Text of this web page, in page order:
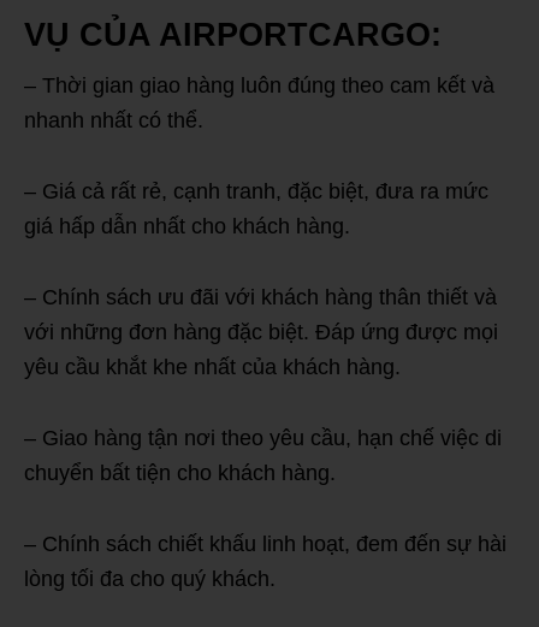
VỤ CỦA AIRPORTCARGO:
– Thời gian giao hàng luôn đúng theo cam kết và
nhanh nhất có thể.
– Giá cả rất rẻ, cạnh tranh, đặc biệt, đưa ra mức
giá hấp dẫn nhất cho khách hàng.
– Chính sách ưu đãi với khách hàng thân thiết và
với những đơn hàng đặc biệt. Đáp ứng được mọi
yêu cầu khắt khe nhất của khách hàng.
– Giao hàng tận nơi theo yêu cầu, hạn chế việc di
chuyển bất tiện cho khách hàng.
– Chính sách chiết khấu linh hoạt, đem đến sự hài
lòng tối đa cho quý khách.